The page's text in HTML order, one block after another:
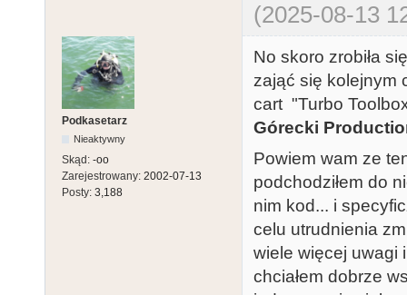
(2025-08-13
Podkasetarz
Nieaktywny
Skąd: -oo
Zarejestrowany: 2002-07-13
Posty: 3,188
No skoro zrobiła
zająć się kolejnym
cart "Turbo
Górecki
Powiem wam ze
podchodziłem do
nim kod... i
celu utrudnienia
wiele więcej uwagi
chciałem dobrze